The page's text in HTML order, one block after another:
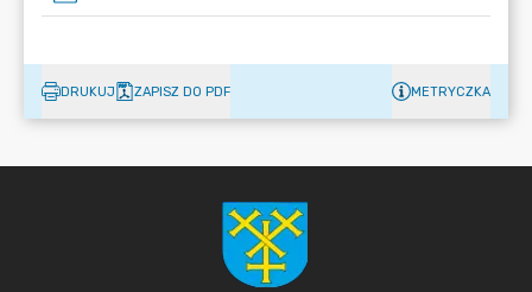
DRUKUJ ZAPISZ DO PDF METRYCZKA